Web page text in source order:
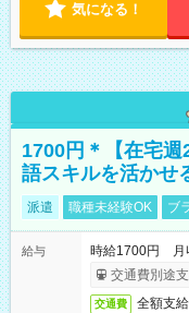
気になる！
1700円＊【在宅
語スキルを活かせ
派遣 職種未経験OK ブ
給与
時給1700円 月
交通費別途
交通費 全額支給